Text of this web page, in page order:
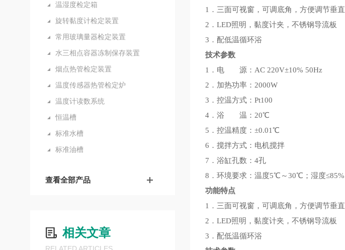
温湿度检定箱
旋转黏度计检定装置
常用玻璃量器检定装置
水三相点容器冻制保存装置
烟点热管检定装置
温度传感器热管检定炉
温度计读数系统
恒温槽
标准水槽
标准油槽
查看全部产品
相关文章
1．三面可视窗，可调底角，方便调节垂直
2．LED照明，黏度计夹，不锈钢导流板
3．配低温循环浴
技术参数
1．电 源：AC 220V±10% 50Hz
2．加热功率：2000W
3．控温方式：Pt100
4．浴 温：20℃
5．控温精度：±0.01℃
6．搅拌方式：电机搅拌
7．浴缸孔数：4孔
8．环境要求：温度5℃～30℃；湿度≤85%
功能特点
1．三面可视窗，可调底角，方便调节垂直
2．LED照明，黏度计夹，不锈钢导流板
3．配低温循环浴